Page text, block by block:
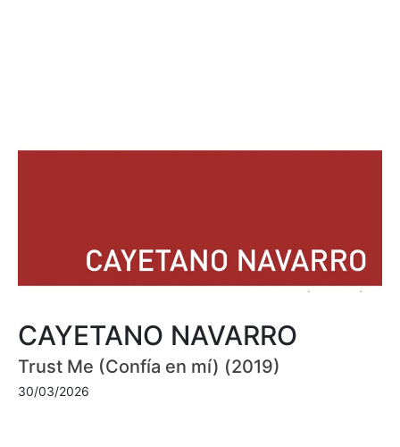
CAYETANO NAVARRO
Trust Me (Confía en mí) (2019)
30/03/2026